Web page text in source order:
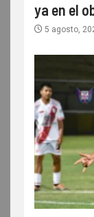
ya en el
5 agosto,